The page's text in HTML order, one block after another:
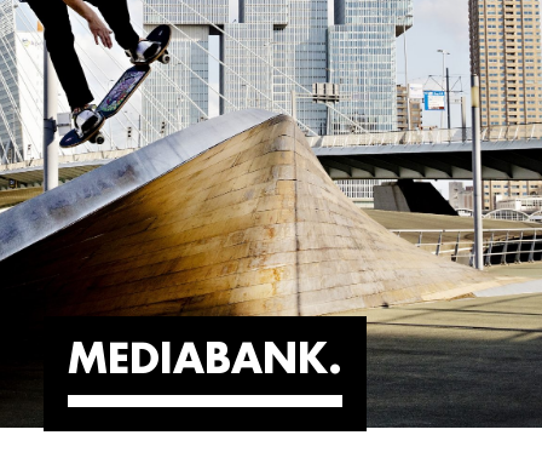
MEDIABANK